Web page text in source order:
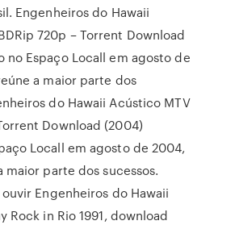
Engenheiros do Hawaii
720p – Torrent Download
no Espaço Locall em agosto de
a maior parte dos
do Hawaii Acústico MTV
Download (2004)
Locall em agosto de 2004,
maior parte dos sucessos.
Engenheiros do Hawaii
Rock in Rio 1991, download